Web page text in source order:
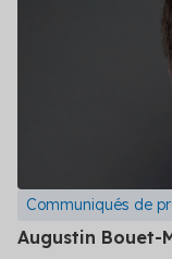
Communiqués de
Augustin Bouet-